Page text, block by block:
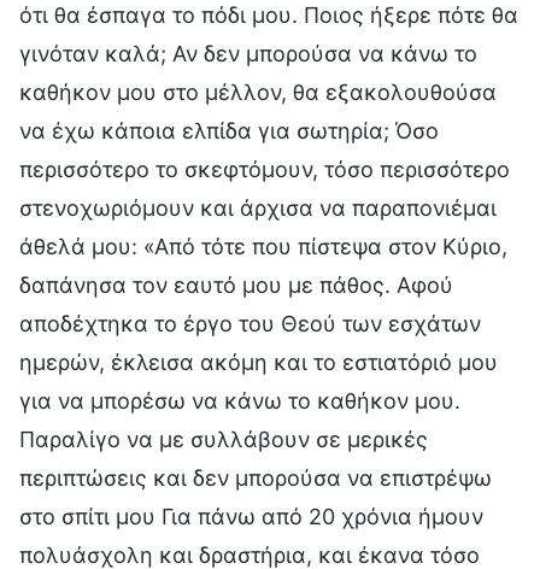
ότι θα έσπαγα το πόδι μου. Ποιος ήξερε πότε θα
γινόταν καλά; Αν δεν μπορούσα να κάνω το
καθήκον μου στο μέλλον, θα εξακολουθούσα
να έχω κάποια ελπίδα για σωτηρία; Όσο
περισσότερο το σκεφτόμουν, τόσο περισσότερο
στενοχωριόμουν και άρχισα να παραπονιέμαι
άθελά μου: «Από τότε που πίστεψα στον Κύριο,
δαπάνησα τον εαυτό μου με πάθος. Αφού
αποδέχτηκα το έργο του Θεού των εσχάτων
ημερών, έκλεισα ακόμη και το εστιατόριό μου
για να μπορέσω να κάνω το καθήκον μου.
Παραλίγο να με συλλάβουν σε μερικές
περιπτώσεις και δεν μπορούσα να επιστρέψω
στο σπίτι μου Για πάνω από 20 χρόνια ήμουν
πολυάσχολη και δραστήρια, και έκανα τόσο